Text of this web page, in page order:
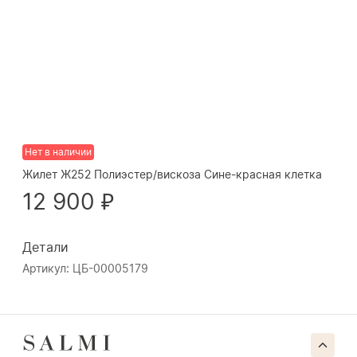
Нет в наличии
Жилет Ж252 Полиэстер/вискоза Сине-красная клетка
12 900 ₽
Детали
Артикул: ЦБ-00005179